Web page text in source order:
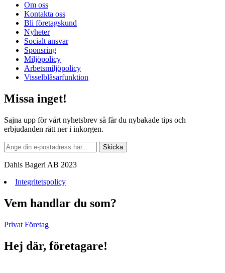
Om oss
Kontakta oss
Bli företagskund
Nyheter
Socialt ansvar
Sponsring
Miljöpolicy
Arbetsmiljöpolicy
Visselblåsarfunktion
Missa inget!
Sajna upp för vårt nyhetsbrev så får du nybakade tips och
erbjudanden rätt ner i inkorgen.
Dahls Bageri AB 2023
Integritetspolicy
Vem handlar du som?
Privat Företag
Hej där, företagare!